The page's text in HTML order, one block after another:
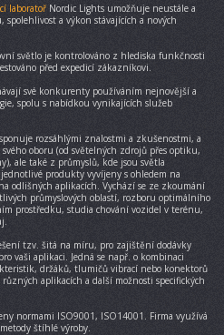
laboratoř Nordic Lights umožňuje neustále a
a výkon stávajících a nových
světlo je kontrolováno z hlediska funkčnosti
před expedicí zákazníkovi.
své konkurenty používáním nejnovější a
spolu s nabídkou vynikajících služeb
rozsáhlými znalostmi a zkušenostmi, a
oboru (od světelných zdrojů přes optiku,
ale také z průmyslů, kde jsou světla
produkty vyvíjeny s ohledem na
odlišných aplikacích. Vychází se ze zkoumání
průmyslových oblastí, rozboru optimálního
prostředku, studia chování vozidel v terénu,
tzv. šitá na míru, pro zajištění dodávky
vaši aplikaci. Jedná se např. o kombinaci
držáků, tlumičů vibrací nebo konektorů
aplikacích a další možnosti specifických
normami ISO9001, ISO14001. Firma využívá
štíhlé výroby.